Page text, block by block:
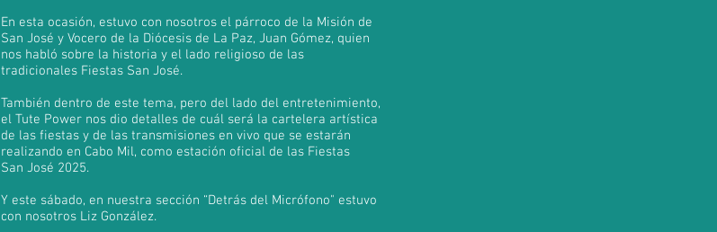
En esta ocasión, estuvo con nosotros el párroco de la Misión de
San José y Vocero de la Diócesis de La Paz, Juan Gómez, quien
nos habló sobre la historia y el lado religioso de las
tradicionales Fiestas San José.
También dentro de este tema, pero del lado del entretenimiento,
el Tute Power nos dio detalles de cuál será la cartelera artística
de las fiestas y de las transmisiones en vivo que se estarán
realizando en Cabo Mil, como estación oficial de las Fiestas
San José 2025.
Y este sábado, en nuestra sección “Detrás del Micrófono" estuvo
con nosotros Liz González.